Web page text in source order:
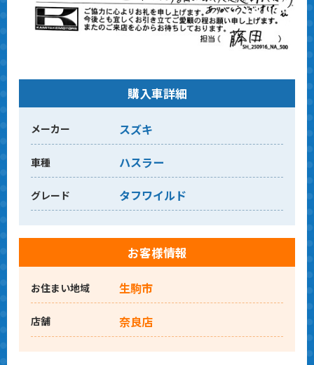
購入車詳細
メーカー スズキ
車種 ハスラー
グレード タフワイルド
お客様情報
お住まい地域 生駒市
店舗 奈良店